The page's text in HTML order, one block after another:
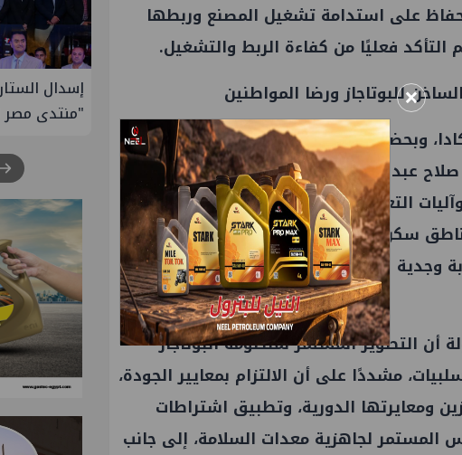
على استدامة تشغيل المصنع وربطها
التأكد فعليًا من كفاءة الربط والتشغيل.
للبوتاجاز ورضا المواطنين
وبحضور المهندس محمد فرحات رئيس
عبد الكريم اتصالًا بالخط الساخن للبوتاجاز
وآليات التعامل معها، حيث تم التواصل مع عدد
من المواطنين أصحاب البلاغات بمناطق سكن مصر وابني بيتك بمدينة 6 أكتوبر
وجدية التعامل مع الشكاوى وقياس مستوى
التطوير المستمر لمنظومة البوتاجاز
مشددًا على أن الالتزام بمعايير الجودة،
ومعايرتها الدورية، وتطبيق اشتراطات
المستمر لجاهزية معدات السلامة، إلى جانب
إدارة
إسدال الستار على النسخة الثانية من
"منتدى مصر للطاقة والصناعة 2026" بنجاح
إيني تعين ×